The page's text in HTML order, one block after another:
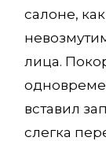
салоне,
лица.
вставил
слегка